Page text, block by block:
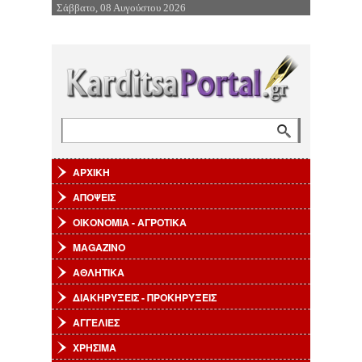
Επιστροφή στην Πλοήγηση
Σάββατο, 08 Αυγούστου 2026
ΑΡΧΙΚΗ
ΑΠΟΨΕΙΣ
ΟΙΚΟΝΟΜΙΑ - ΑΓΡΟΤΙΚΑ
MAGAZINO
ΑΘΛΗΤΙΚΑ
ΔΙΑΚΗΡΥΞΕΙΣ - ΠΡΟΚΗΡΥΞΕΙΣ
ΑΓΓΕΛΙΕΣ
ΧΡΗΣΙΜΑ